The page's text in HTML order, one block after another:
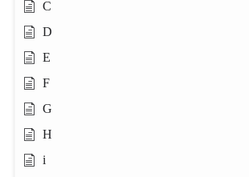
C
D
E
F
G
H
i